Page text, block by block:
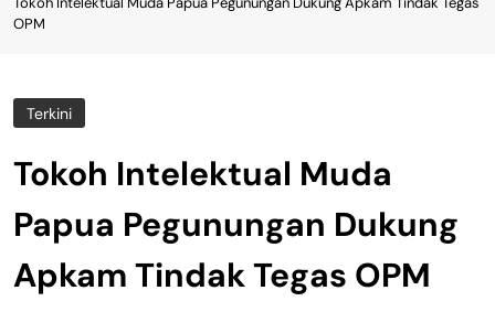
OPM
Terkini
Tokoh Intelektual Muda
Papua Pegunungan Dukung
Apkam Tindak Tegas OPM